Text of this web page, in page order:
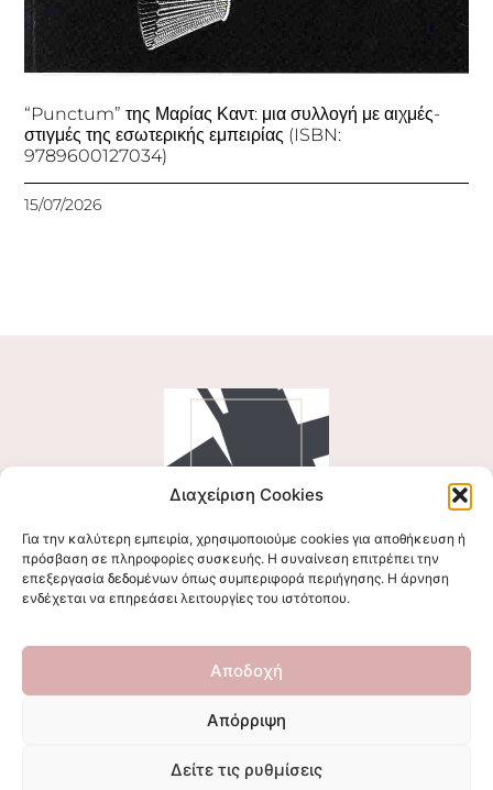
Διαχείριση Cookies
Για την καλύτερη εμπειρία, χρησιμοποιούμε cookies για αποθήκευση ή
πρόσβαση σε πληροφορίες συσκευής. Η συναίνεση επιτρέπει την
επεξεργασία δεδομένων όπως συμπεριφορά περιήγησης. Η άρνηση
ενδέχεται να επηρεάσει λειτουργίες του ιστότοπου.
Αποδοχή
Απόρριψη
Δείτε τις ρυθμίσεις
“Punctum” της Μαρίας Καντ: μια συλλογή με αιχμές-
στιγμές της εσωτερικής εμπειρίας (ISBN:
9789600127034)
15/07/2026
Ακολουθήστε μας
Επικοινωνήστε μαζί μας
stigmalogou@gmail.com